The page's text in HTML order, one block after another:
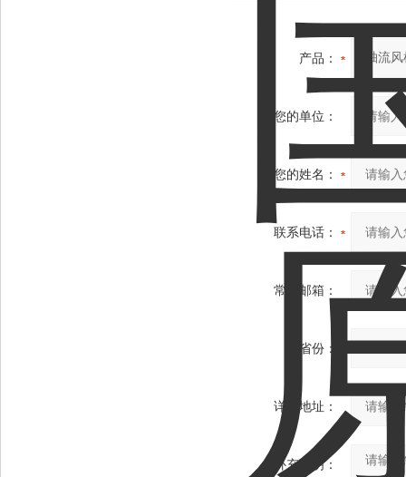
产品：
您的单位：
您的姓名：
联系电话：
常用邮箱：
省份：
详细地址：
补充说明：